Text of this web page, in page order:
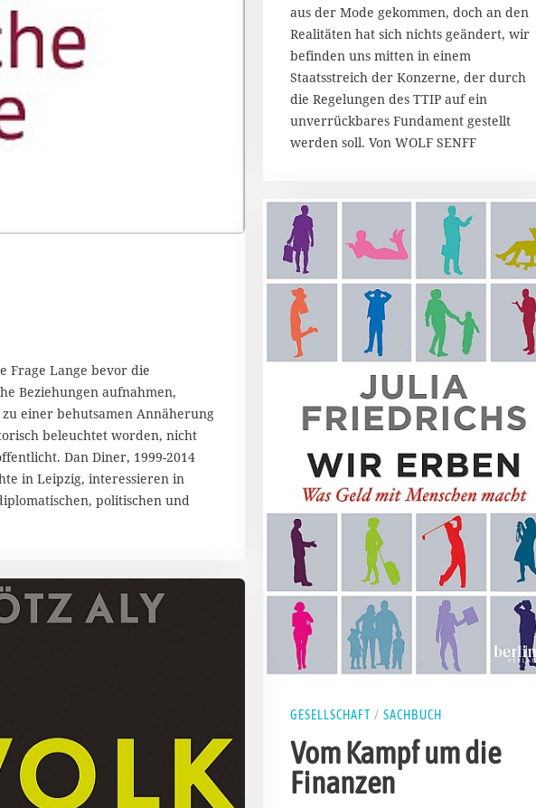
Frage Lange bevor die
Beziehungen aufnahmen,
einer behutsamen Annäherung
beleuchtet worden, nicht
Dan Diner, 1999-2014
in Leipzig, interessieren in
politischen und
aus der Mode gekommen, doch an den
Realitäten hat sich nichts geändert, wir
befinden uns mitten in einem
Staatsstreich der Konzerne, der durch
die Regelungen des TTIP auf ein
unverrückbares Fundament gestellt
werden soll. Von WOLF SENFF
GESELLSCHAFT / SACHBUCH
Vom Kampf um die
Finanzen